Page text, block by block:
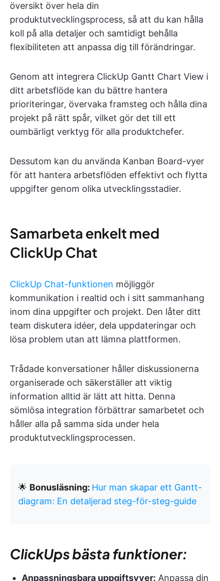
översikt över hela din
produktutvecklingsprocess, så att du kan hålla
koll på alla detaljer och samtidigt behålla
flexibiliteten att anpassa dig till förändringar.
Genom att integrera ClickUp Gantt Chart View i
ditt arbetsflöde kan du bättre hantera
prioriteringar, övervaka framsteg och hålla dina
projekt på rätt spår, vilket gör det till ett
oumbärligt verktyg för alla produktchefer.
Dessutom kan du använda Kanban Board-vyer
för att hantera arbetsflöden effektivt och flytta
uppgifter genom olika utvecklingsstadier.
Samarbeta enkelt med
ClickUp Chat
ClickUp Chat-funktionen möjliggör
kommunikation i realtid och i sitt sammanhang
inom dina uppgifter och projekt. Den låter ditt
team diskutera idéer, dela uppdateringar och
lösa problem utan att lämna plattformen.
Trådade konversationer håller diskussionerna
organiserade och säkerställer att viktig
information alltid är lätt att hitta. Denna
sömlösa integration förbättrar samarbetet och
håller alla på samma sida under hela
produktutvecklingsprocessen.
🌟 Bonusläsning: Hur man skapar ett Gantt-
diagram: En detaljerad steg-för-steg-guide
ClickUps bästa funktioner:
Anpassningsbara uppgiftsvyer: Anpassa din